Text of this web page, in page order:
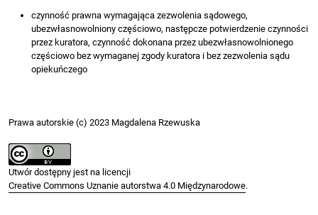
czynność prawna wymagająca zezwolenia sądowego,
ubezwłasnowolniony częściowo, następcze potwierdzenie czynności
przez kuratora, czynność dokonana przez ubezwłasnowolnionego
częściowo bez wymaganej zgody kuratora i bez zezwolenia sądu
opiekuńczego
Prawa autorskie (c) 2023 Magdalena Rzewuska
Utwór dostępny jest na licencji
Creative Commons Uznanie autorstwa 4.0 Międzynarodowe.